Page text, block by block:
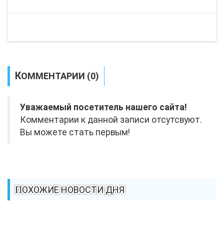
КОММЕНТАРИИ (0)
Уважаемый посетитель нашего сайта!
Комментарии к данной записи отсутсвуют.
Вы можете стать первым!
ПОХОЖИЕ НОВОСТИ ДНЯ